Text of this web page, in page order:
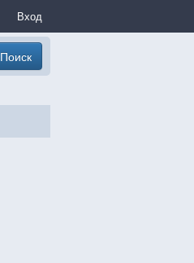
Вход
Поиск